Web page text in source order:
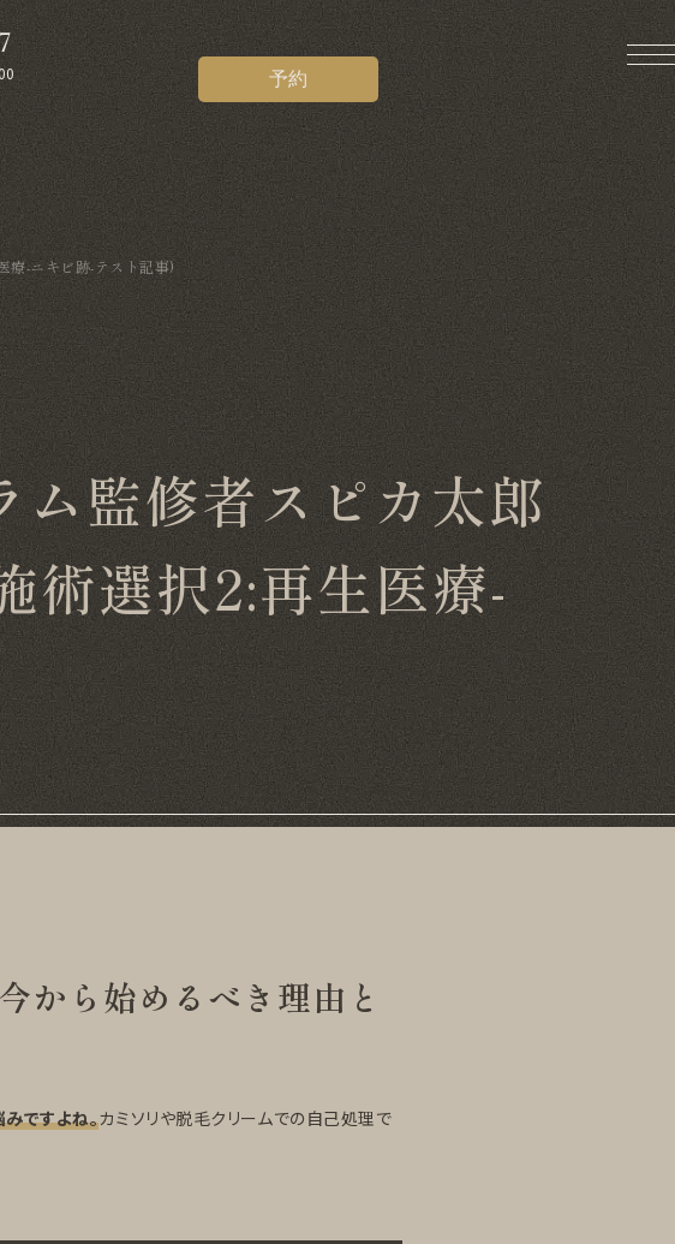
予約
療-ニキビ跡-テスト記事)
監修者スピカ太郎
術選択2:再生医療-
から始めるべき理由と
ですよね。カミソリや脱毛クリームでの自己処理で